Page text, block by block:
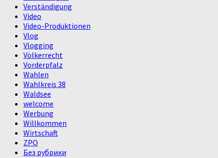
Verständigung
Video
Video-Produktionen
Vlog
Vlogging
Völkerrecht
Vorderpfalz
Wahlen
Wahlkreis 38
Waldsee
welcome
Werbung
Willkommen
Wirtschaft
ZPO
Без рубрики